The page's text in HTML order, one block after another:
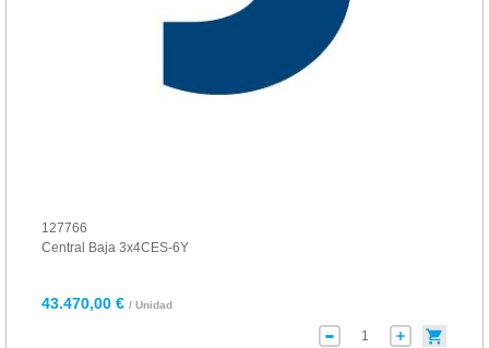
127766
Central Baja 3x4CES-6Y
43.470,00 € / Unidad